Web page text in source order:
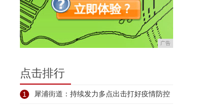
广告
点击排行
1 犀浦街道：持续发力多点出击打好疫情防控